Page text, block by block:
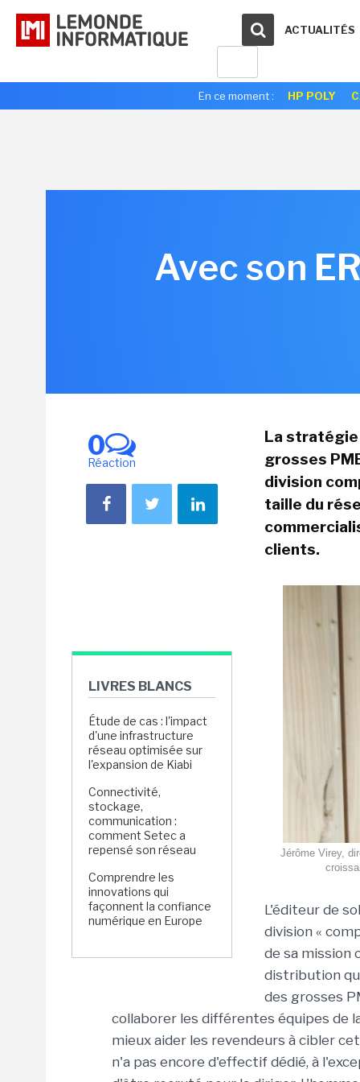
ACTUALITÉS
En ce moment : HP POLY
Avec son
0
Réaction
LIVRES BLANCS
Étude de cas : l'impact
d'une infrastructure
réseau optimisée sur
l'expansion de Kiabi
Connectivité,
stockage,
communication :
comment Setec a
repensé son réseau
Comprendre les
innovations qui
façonnent la confiance
numérique en Europe
La stratégie
grosses
division
taille du
clients.
Jérôme Virey,
L'éditeur de
division «
de sa mission
distribution
des grosses
collaborer les différentes équipes de
mieux aider les revendeurs à cibler
n'a pas encore d'effectif dédié, à